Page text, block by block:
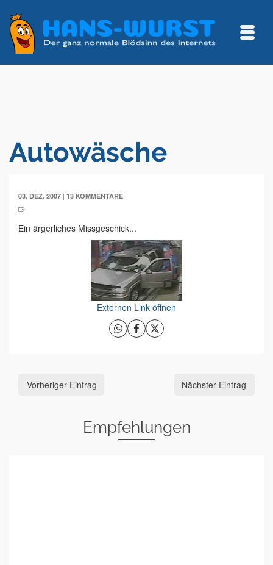
Autowäsche
03. DEZ. 2007 | 13 KOMMENTARE
Ein ärgerliches Missgeschick...
Externen Link öffnen
Vorheriger Eintrag Nächster Eintrag
Empfehlungen